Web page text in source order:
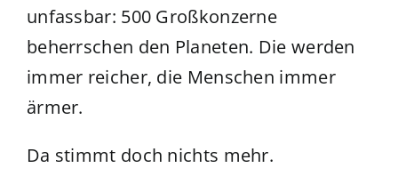
unfassbar: 500 Großkonzerne
beherrschen den Planeten. Die werden
immer reicher, die Menschen immer
ärmer.
Da stimmt doch nichts mehr.